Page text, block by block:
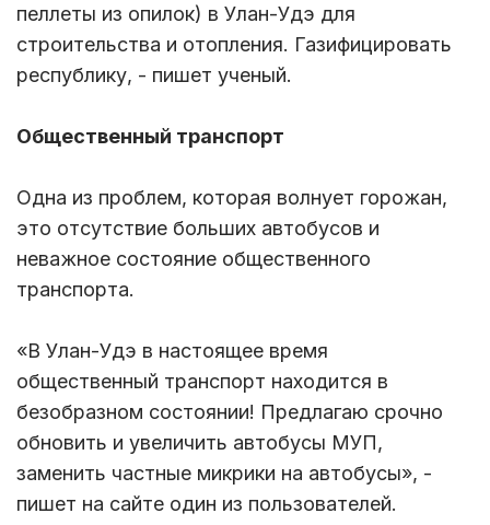
пеллеты из опилок) в Улан-Удэ для
строительства и отопления. Газифицировать
республику, - пишет ученый.
Общественный транспорт
Одна из проблем, которая волнует горожан,
это отсутствие больших автобусов и
неважное состояние общественного
транспорта.
«В Улан-Удэ в настоящее время
общественный транспорт находится в
безобразном состоянии! Предлагаю срочно
обновить и увеличить автобусы МУП,
заменить частные микрики на автобусы», -
пишет на сайте один из пользователей.